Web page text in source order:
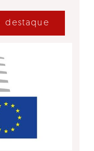
destaque